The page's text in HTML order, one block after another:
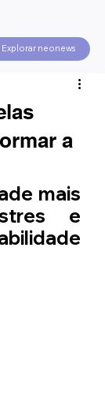
Explorar neonews
a
mais
e